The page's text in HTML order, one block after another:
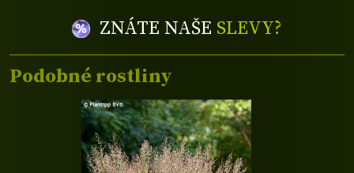
ZNÁTE NAŠE SLEVY?
Podobné rostliny